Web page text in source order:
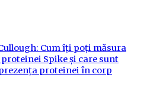
Cum îți poți măsura
Spike și care sunt
proteinei în corp